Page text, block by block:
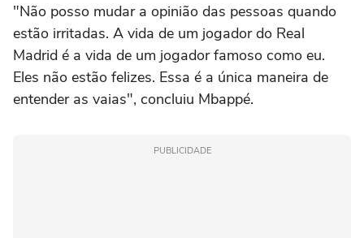
"Não posso mudar a opinião das pessoas quando
estão irritadas. A vida de um jogador do Real
Madrid é a vida de um jogador famoso como eu.
Eles não estão felizes. Essa é a única maneira de
entender as vaias", concluiu Mbappé.
PUBLICIDADE